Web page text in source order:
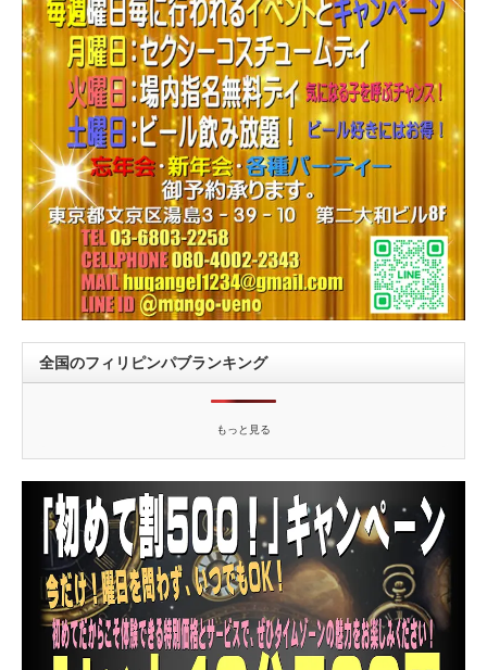
全国のフィリピンパブランキング
もっと見る